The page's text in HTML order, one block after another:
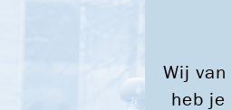
Wij van
heb je